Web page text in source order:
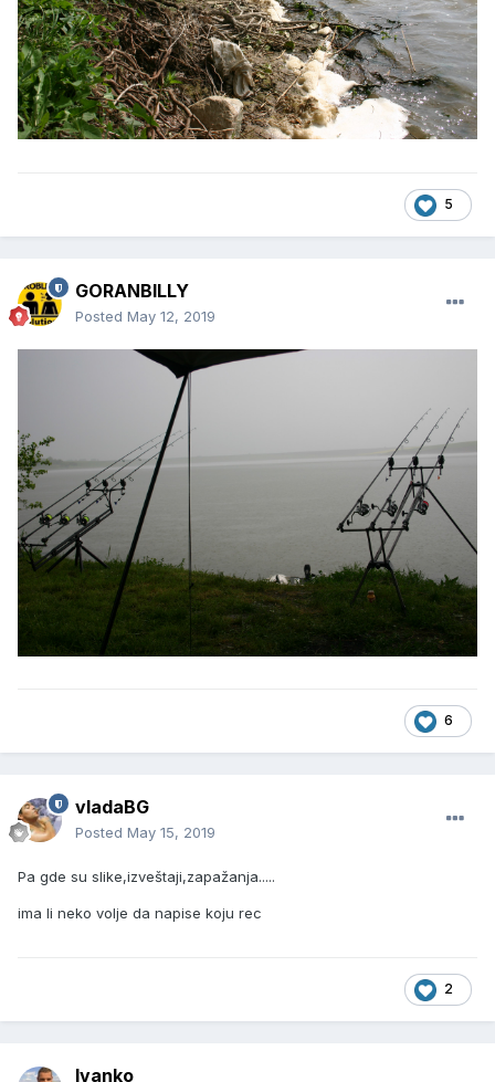
5
GORANBILLY
Posted May 12, 2019
6
vladaBG
Posted May 15, 2019
Pa gde su slike,izveštaji,zapažanja.....
ima li neko volje da napise koju rec
2
Ivanko